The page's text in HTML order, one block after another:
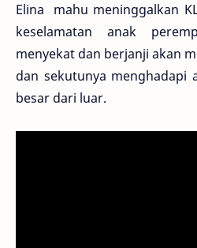
Elina mahu meninggalkan
keselamatan anak
menyekat dan berjanji akan
dan sekutunya menghadapi
besar dari luar.